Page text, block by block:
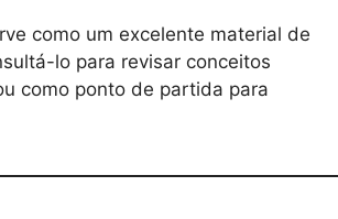
como um excelente material de
lo para revisar conceitos
como ponto de partida para